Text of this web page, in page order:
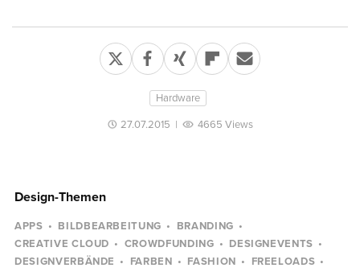
Hardware
27.07.2015 | 4665 Views
Design-Themen
APPS BILDBEARBEITUNG
BRANDING
CREATIVE CLOUD
CROWDFUNDING
DESIGNEVENTS
DESIGNVERBÄNDE
FARBEN FASHION
FREELOADS